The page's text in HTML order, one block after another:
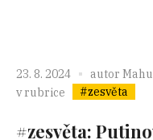
23. 8. 2024 autor
v rubrice
#zesvěta
#zesvěta: